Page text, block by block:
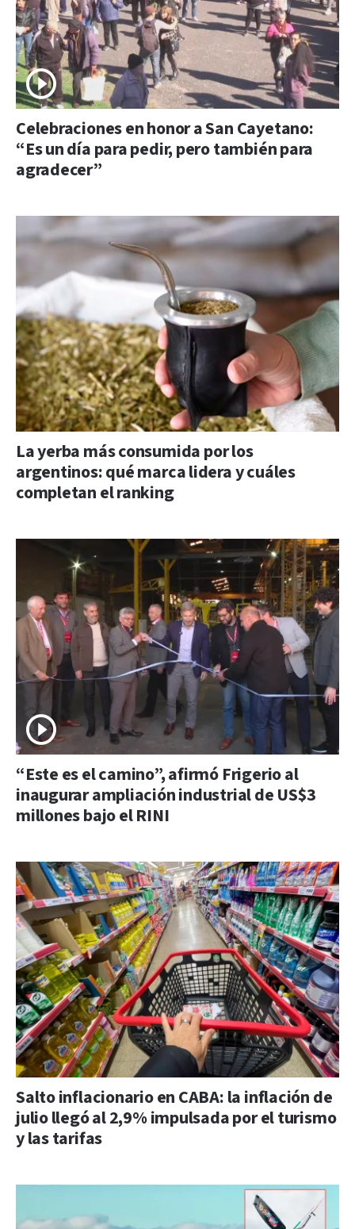
Celebraciones en honor a San Cayetano:
“Es un día para pedir, pero también para
agradecer”
La yerba más consumida por los
argentinos: qué marca lidera y cuáles
completan el ranking
“Este es el camino”, afirmó Frigerio al
inaugurar ampliación industrial de US$3
millones bajo el RINI
Salto inflacionario en CABA: la inflación de
julio llegó al 2,9% impulsada por el turismo
y las tarifas